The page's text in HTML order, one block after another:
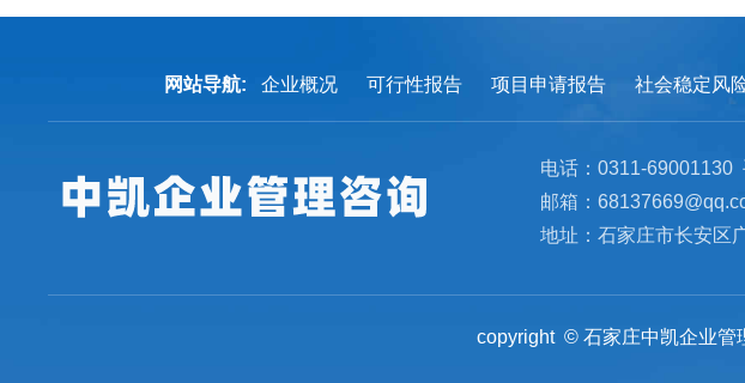
网站导航: 企业概况 可行性报告 项目申请报告 社会稳定风
电话：0311-69001130
邮箱：
地址：石家庄市长安区
copyright © 石家庄中凯企业管